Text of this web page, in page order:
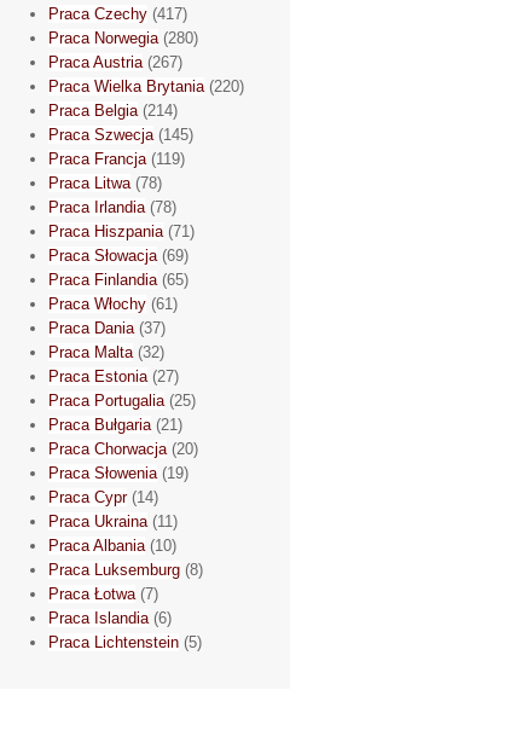
Praca Czechy (417)
Praca Norwegia(280)
Praca Austria(267)
Praca Wielka Brytania(220)
Praca Belgia(214)
Praca Szwecja(145)
Praca Francja(119)
Praca Litwa(78)
Praca Irlandia(78)
Praca Hiszpania(71)
Praca Słowacja(69)
Praca Finlandia(65)
Praca Włochy (61)
Praca Dania(37)
Praca Malta(32)
Praca Estonia(27)
Praca Portugalia(25)
Praca Bułgaria(21)
Praca Chorwacja(20)
Praca Słowenia(19)
Praca Cypr(14)
Praca Ukraina(11)
Praca Albania(10)
Praca Luksemburg (8)
Praca Łotwa(7)
Praca Islandia(6)
Praca Lichtenstein (5)